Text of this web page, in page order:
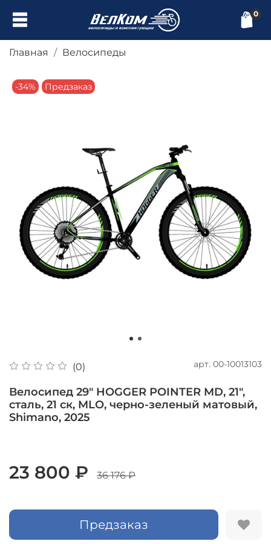
0
Главная Велосипеды
-34% Предзаказ
(0) арт. 00-10013103
Велосипед 29" HOGGER POINTER MD, 21",
сталь, 21 ск, MLO, черно-зеленый матовый,
Shimano, 2025
23 800 ₽ 36 176 ₽
Предзаказ